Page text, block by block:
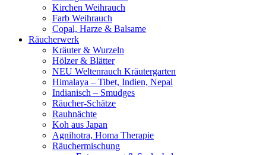
Kirchen Weihrauch
Farb Weihrauch
Copal, Harze & Balsame
Räucherwerk
Kräuter & Wurzeln
Hölzer & Blätter
NEU Weltenrauch Kräutergarten
Himalaya – Tibet, Indien, Nepal
Indianisch – Smudges
Räucher-Schätze
Rauhnächte
Koh aus Japan
Agnihotra, Homa Therapie
Räuchermischung